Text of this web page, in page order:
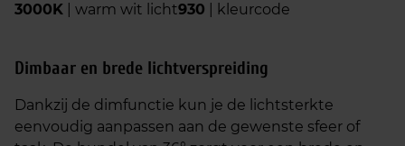
3000K | warm wit licht930 | kleurcode
Dimbaar en brede lichtverspreiding
Dankzij de dimfunctie kun je de lichtsterkte
eenvoudig aanpassen aan de gewenste sfeer of